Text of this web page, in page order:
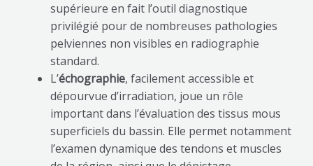
supérieure en fait l’outil diagnostique
privilégié pour de nombreuses pathologies
pelviennes non visibles en radiographie
standard.
L’échographie, facilement accessible et
dépourvue d’irradiation, joue un rôle
important dans l’évaluation des tissus mous
superficiels du bassin. Elle permet notamment
l’examen dynamique des tendons et muscles